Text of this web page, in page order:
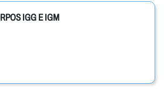
IGG E IGM